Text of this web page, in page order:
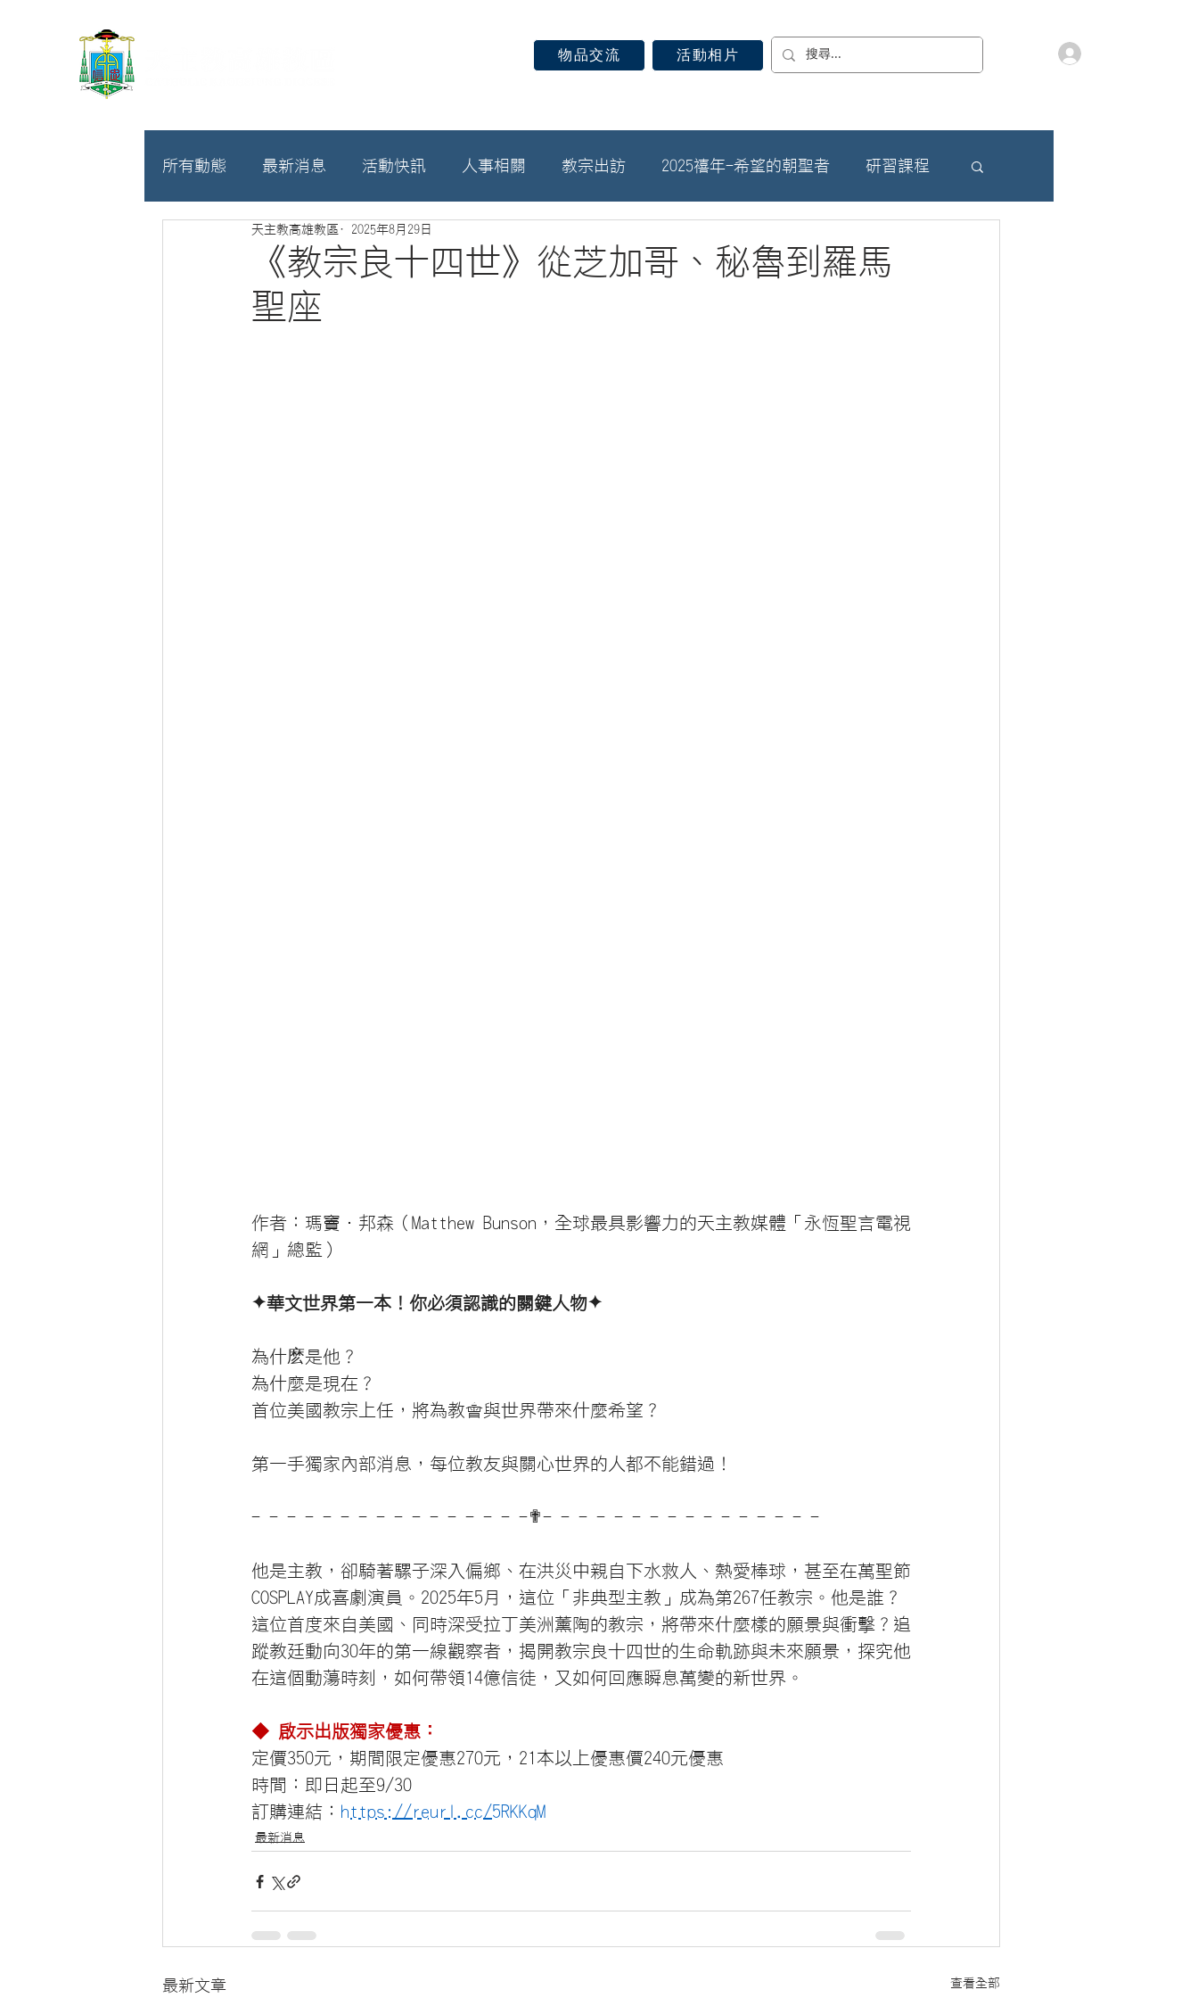
物品交流 活動相片
所有動態 最新消息 活動快訊 人事相關 教宗出訪 2025禧年-希望的朝聖者 研習課程
募款相關
《教宗良十四世》從芝加哥、秘魯到羅馬
聖座
天主教高雄教區 2025年8月29日
作者：瑪竇．邦森（Matthew Bunson，全球最具影響力的天主教媒體「永恆聖言電視
網」總監）
✦華文世界第一本！你必須認識的關鍵人物✦
為什麽是他？
為什麼是現在？
首位美國教宗上任，將為教會與世界帶來什麼希望？
第一手獨家內部消息，每位教友與關心世界的人都不能錯過！
- - - - - - - - - - - - - - - -✟- - - - - - - - - - - - - - - -
他是主教，卻騎著騾子深入偏鄉、在洪災中親自下水救人、熱愛棒球，甚至在萬聖節
COSPLAY成喜劇演員。2025年5月，這位「非典型主教」成為第267任教宗。他是誰？
這位首度來自美國、同時深受拉丁美洲薰陶的教宗，將帶來什麼樣的願景與衝擊？追
蹤教廷動向30年的第一線觀察者，揭開教宗良十四世的生命軌跡與未來願景，探究他
在這個動蕩時刻，如何帶領14億信徒，又如何回應瞬息萬變的新世界。
◆ 啟示出版獨家優惠：
定價350元，期間限定優惠270元，21本以上優惠價240元優惠
時間：即日起至9/30
訂購連結： https://reurl.cc/5RKKqM
最新消息
最新文章 查看全部